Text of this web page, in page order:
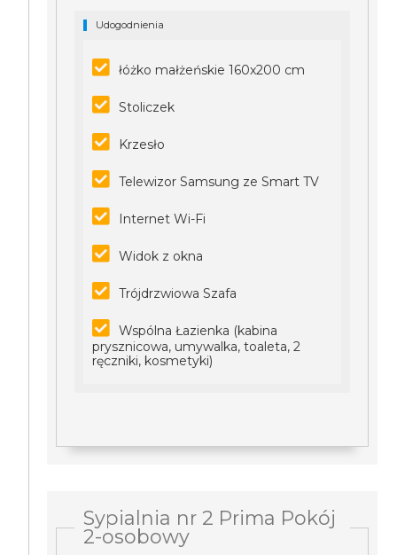
Udogodnienia
łóżko małżeńskie 160x200 cm
Stoliczek
Krzesło
Telewizor Samsung ze Smart TV
Internet Wi-Fi
Widok z okna
Trójdrzwiowa Szafa
Wspólna Łazienka (kabina
prysznicowa, umywalka, toaleta, 2
ręczniki, kosmetyki)
Sypialnia nr 2 Prima Pokój
2-osobowy